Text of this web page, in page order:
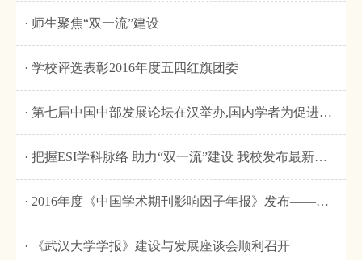
· 师生聚焦“双一流”建设
· 学校评选表彰2016年度五四红旗团委
· 第七届中国中部发展论坛在汉举办,国内学者为促进中部地区崛起献计
· 把握ESI学科脉络 助力“双一流”建设 我校发布最新版科研成果及学科态势分析报告
· 2016年度《中国学术期刊影响因子年报》发布——我校多家人文社科期刊进入期刊影响力指数第一集团
· 《武汉大学学报》建设与发展座谈会顺利召开